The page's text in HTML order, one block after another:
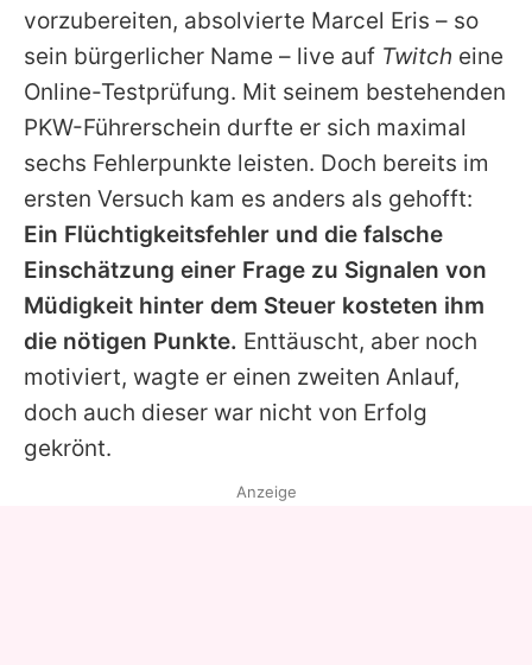
Redaktionelle Richtlinien
Impressum
Datenschutzerklärung
Nutzungsbedingungen
Utiq verwalten
vorzubereiten, absolvierte Marcel Eris – so
sein bürgerlicher Name – live auf Twitch eine
Online-Testprüfung. Mit seinem bestehenden
PKW-Führerschein durfte er sich maximal
sechs Fehlerpunkte leisten. Doch bereits im
ersten Versuch kam es anders als gehofft:
Ein Flüchtigkeitsfehler und die falsche
Einschätzung einer Frage zu Signalen von
Müdigkeit hinter dem Steuer kosteten ihm
die nötigen Punkte. Enttäuscht, aber noch
motiviert, wagte er einen zweiten Anlauf,
doch auch dieser war nicht von Erfolg
gekrönt.
Anzeige